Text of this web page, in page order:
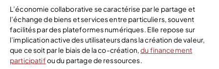
L’économie collaborative se caractérise par le partage et
l’échange de biens et services entre particuliers, souvent
facilités par des plateformes numériques. Elle repose sur
l’implication active des utilisateurs dans la création de valeur,
que ce soit par le biais de la co-création,du financement
participatifou du partage de ressources.